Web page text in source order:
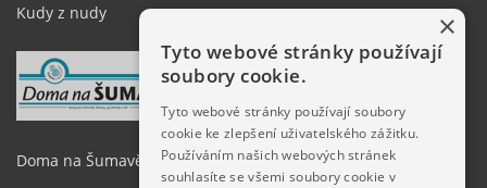
Kudy z nudy
Doma na Šumavě
×
Tyto webové stránky používají
soubory cookie.
Tyto webové stránky používají soubory
cookie ke zlepšení uživatelského zážitku.
Používáním našich webových stránek
souhlasíte se všemi soubory cookie v